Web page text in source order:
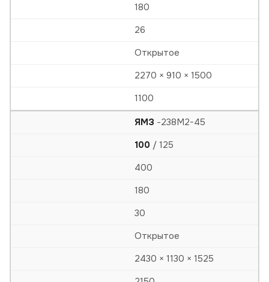
180
26
Открытое
2270 × 910 × 1500
1100
ЯМЗ -238М2-45
100 / 125
400
180
30
Открытое
2430 × 1130 × 1525